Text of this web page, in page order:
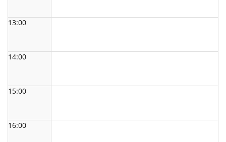
13:00
14:00
15:00
16:00